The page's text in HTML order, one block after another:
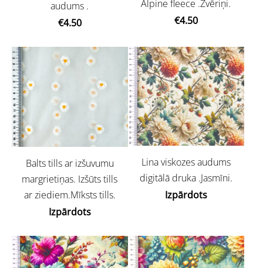
audums .
€4.50
Alpine fleece .Zvēriņi.
€4.50
Balts tills ar izšuvumu
margrietiņas. Izšūts tills
ar ziediem.Mīksts tills.
Izpārdots
Lina viskozes audums
digitālā druka .Jasmīni.
Izpārdots